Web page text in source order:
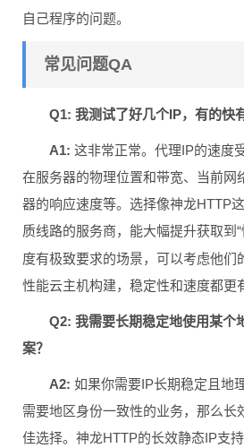
自己程序的问题。
常见问题QA
Q1: 我测试了好几个IP，有的快
A1: 这非常正常。代理IP的速度
在服务器的物理位置和带宽、当前网
器的响应速度等。选择像神龙HTTP
质线路的服务商，能大幅提升获取到
度有极致要求的场景，可以考虑他们
性能云主机构建，稳定性和速度都更
Q2: 我需要长期稳定地使用某个
案？
A2: 如果你需要IP长期稳定且地
需要地区身份一致性的业务，那么长
佳选择。神龙HTTP的长效静态IP支